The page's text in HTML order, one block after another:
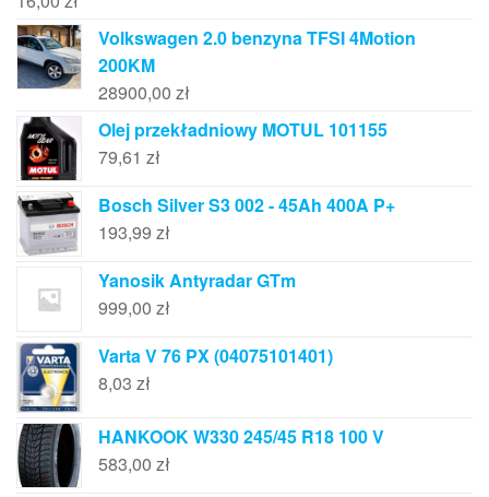
Volkswagen 2.0 benzyna TFSI 4Motion
200KM
28900,00 zł
Olej przekładniowy MOTUL 101155
79,61 zł
Bosch Silver S3 002 - 45Ah 400A P+
193,99 zł
Yanosik Antyradar GTm
999,00 zł
Varta V 76 PX (04075101401)
8,03 zł
HANKOOK W330 245/45 R18 100 V
583,00 zł